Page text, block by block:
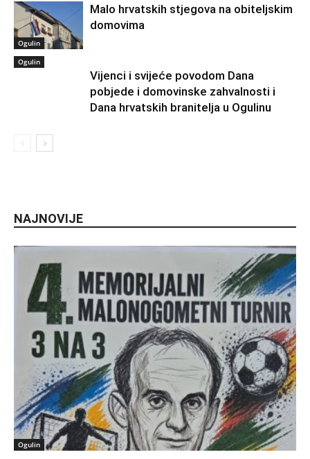
Ogulin
Malo hrvatskih stjegova na obiteljskim
domovima
Ogulin
Vijenci i svijeće povodom Dana
pobjede i domovinske zahvalnosti i
Dana hrvatskih branitelja u Ogulinu
NAJNOVIJE
Ogulin